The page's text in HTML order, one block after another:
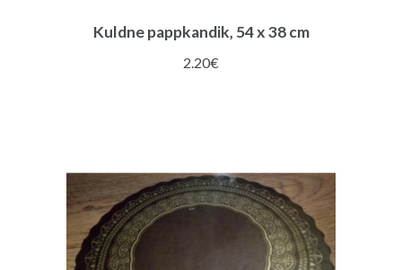
Kuldne pappkandik, 54 x 38 cm
2.20€